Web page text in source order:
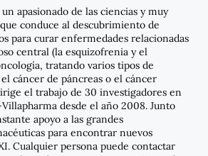
apasionado de las ciencias y muy
conduce al descubrimiento de
para curar enfermedades relacionadas
central (la esquizofrenia y el
tratando varios tipos de
cáncer de páncreas o el cáncer
el trabajo de 30 investigadores en
desde el año 2008. Junto
apoyo a las grandes
para encontrar nuevos
Cualquier persona puede contactar